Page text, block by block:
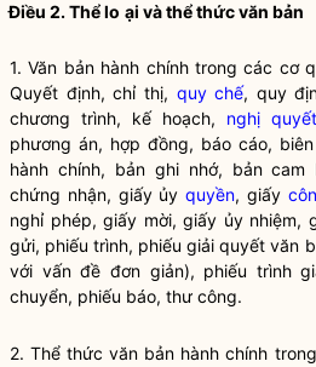
Điều 2. Thể lo ại và thể thức văn bản
1. Văn bản hành chính trong các cơ
Quyết định, chỉ thị, quy chế, quy
chương trình, kế hoạch, nghị quyết
phương án, hợp đồng, báo cáo,
hành chính, bản ghi nhớ, bản
chứng nhận, giấy ủyquyền, giấy
nghỉ phép, giấy mời, giấy ủy nhiệm,
gửi, phiếu trình, phiếu giải quyết văn
với vấn đề đơn giản), phiếu trình
chuyển, phiếu báo, thư công.
2. Thể thức văn bản hành chính